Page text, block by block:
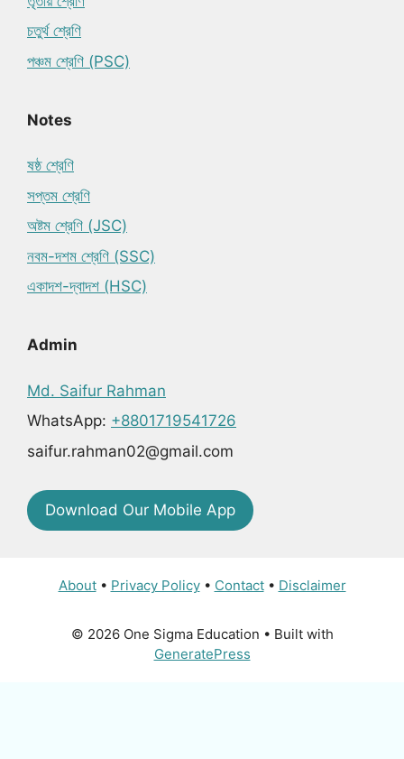
চতুর্থ শ্রেণি
পঞ্চম শ্রেণি (PSC)
Notes
ষষ্ঠ শ্রেণি
সপ্তম শ্রেণি
অষ্টম শ্রেণি (JSC)
নবম-দশম শ্রেণি (SSC)
একাদশ-দ্বাদশ (HSC)
Admin
Md. Saifur Rahman
WhatsApp: +8801719541726
saifur.rahman02@gmail.com
Download Our Mobile App
About• Privacy Policy• Contact• Disclaimer
© 2026 One Sigma Education • Built with
GeneratePress